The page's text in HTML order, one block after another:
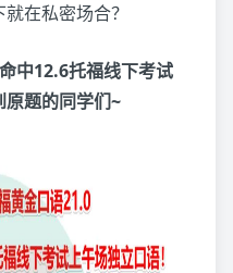
在私密场合？
中12.6托福线下考试
题的同学们~